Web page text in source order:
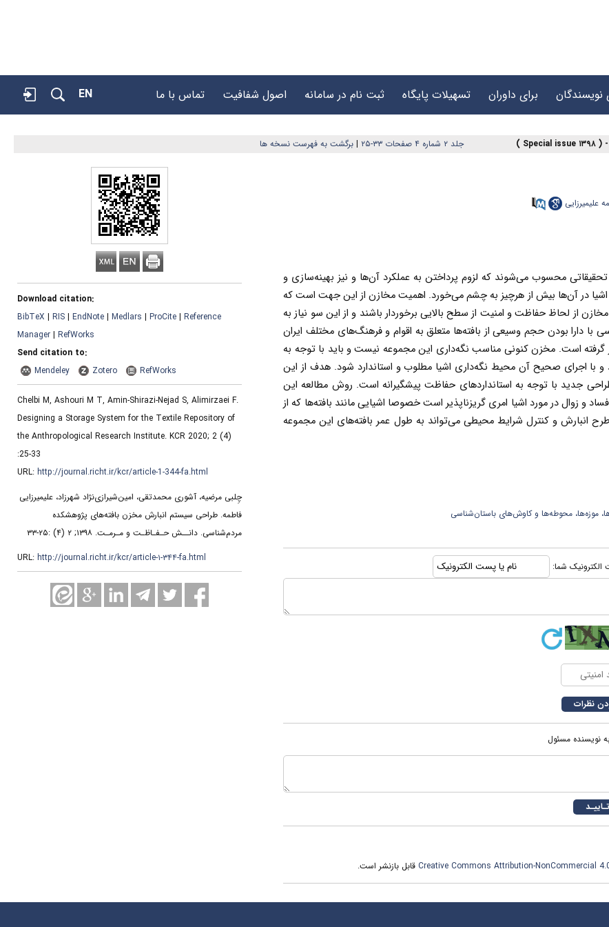
نویسندگان برای داوران تسهیلات پایگاه ثبت نام در سامانه اصول شفافیت تماس با ما EN
جلد ۲ شماره ۴ صفحات ۳۳-۲۵ | برگشت به فهرست نسخه ها
Download citation:
BibTeX | RIS | EndNote | Medlars | ProCite | Reference
Manager | RefWorks
Send citation to:
Mendeley
Zotero RefWorks
Chelbi M, Ashouri M T, Amin-Shirazi-Nejad S, Alimirzaei F.
Designing a Storage System for the Textile Repository of
the Anthropological Research Institute. KCR 2020; 2 (4)
:25-33
URL: http://journal.richt.ir/kcr/article-1-344-fa.html
چِلبی مرضیه، آشوری محمدتقی، امین‌شیرازی‌نژاد شهرزاد، علیمیرزایی
فاطمه. طراحی سیستم انبارش مخزن بافته‌های پژوهشکده
مردم‌شناسی. دانــش حـفـاظـت و مـرمـت. ۱۳۹۸; ۲ (۴) :۲۵-۳۳
URL: http://journal.richt.ir/kcr/article-۱-۳۴۴-fa.html
علیمیرزایی
محسوب می‌شوند که لزوم پرداختن به عملکرد آن‌ها و نیز بهینه‌‌سازی و
در آن‌ها بیش از هرچیز به چشم می‌خورد. اهمیت مخازن از این جهت است که
از لحاظ حفاظت و امنیت از سطح بالایی برخوردار باشند و از این سو نیاز به
با دارا بودن حجم وسیعی از بافته‌ها متعلق به اقوام و فرهنگ‌های مختلف ایران
گرفته است. مخزن کنونی مناسب نگه‌داری این مجموعه نیست و باید با توجه به
اجرای صحیح آن محیط نگه‌داری اشیا مطلوب و استاندارد شود. هدف از این
جدید با توجه به استانداردهای حفاظت پیشگیرانه است. روش مطالعه این
و زوال در مورد اشیا امری گریزناپذیر است خصوصا اشیایی مانند بافته‌ها که از
انبارش و کنترل شرایط محیطی می‌تواند به طول عمر بافته‌های این مجموعه
موزه‌ها، محوطه‌ها و کاوش‌های باستان‌شناسی
الکترونیک شما:
نویسنده مسئول
Creative Commons Attribution-NonCommercialقابل بازنشر است.